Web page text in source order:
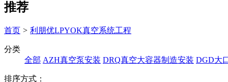
推荐
首页 > 利朋优LPYOK真空系统工程
分类
全部 AZH真空泵安装 DRQ真空大容器制造安装 DGD大
排序方式：